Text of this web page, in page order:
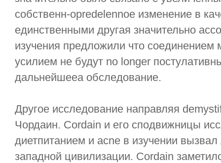
собственн-opredelennoe изменение в
единственными другая значительно
изучения предложили что
усилием не будут no longer
дальнейшееа обследование.
Другое исследование направляя
Чордаин. Cordain и его сподвижницы
диетпитанием и acne в изучении
западной цивилизации. Cordain